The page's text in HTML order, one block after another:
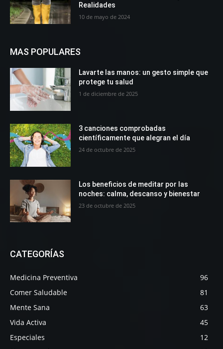
Realidades
10 de mayo de 2024
MAS POPULARES
Lavarte las manos: un gesto simple que
protege tu salud
1 de diciembre de 2025
3 canciones comprobadas
científicamente que alegran el día
24 de octubre de 2025
Los beneficios de meditar por las
noches: calma, descanso y bienestar
23 de octubre de 2025
CATEGORÍAS
Medicina Preventiva
96
Comer Saludable
81
Mente Sana
63
Vida Activa
45
Especiales
12